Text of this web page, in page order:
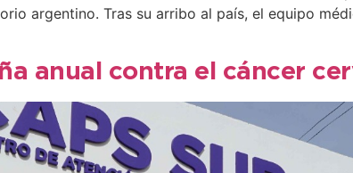
argentino. Tras su arribo al país, el equipo
anual contra el cáncer